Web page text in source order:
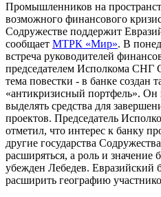
Промышленников на
возможного финансового
Содружестве поддержит
сообщает МТРК «Мир». В
встреча руководителей
председателем Исполкома СНГ
тема повестки - в банке создан
«антикризисный портфель». Он
выделять средства для
проектов. Председатель
отметил, что интерес к банку
другие государства
расширяться, а роль и значение
убежден Лебедев. Евразийский
расширить географию